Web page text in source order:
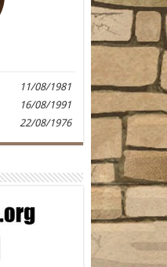
11/08/1981
16/08/1991
22/08/1976